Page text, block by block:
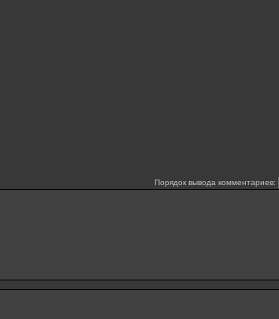
Порядок вывода комментариев: